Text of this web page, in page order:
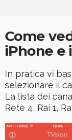
Come
iPhone e
In pratica vi
selezionare il
La lista dei
Rete 4, Rai 1,